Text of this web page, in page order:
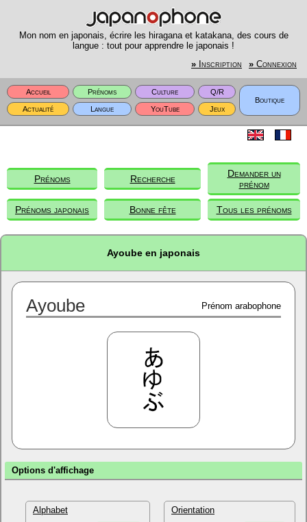
Mon nom en japonais, écrire les hiragana et katakana, des cours de
langue : tout pour apprendre le japonais !
» Inscription » Connexion
Accueil Prénoms Culture
Q/R
Boutique
Actualité
Langue YouTube Jeux
Prénoms Recherche
Demander un
prénom
Prénoms japonais Bonne fête Tous les prénoms
Ayoube en japonais
Ayoube Prénom arabophone
Options d'affichage
Alphabet Orientation